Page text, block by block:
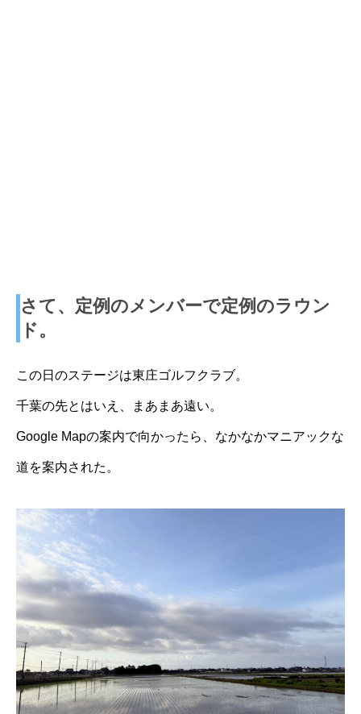
さて、定例のメンバーで定例のラウン
ド。
この日のステージは東庄ゴルフクラブ。
千葉の先とはいえ、まあまあ遠い。
Google Mapの案内で向かったら、なかなかマニアックな
道を案内された。